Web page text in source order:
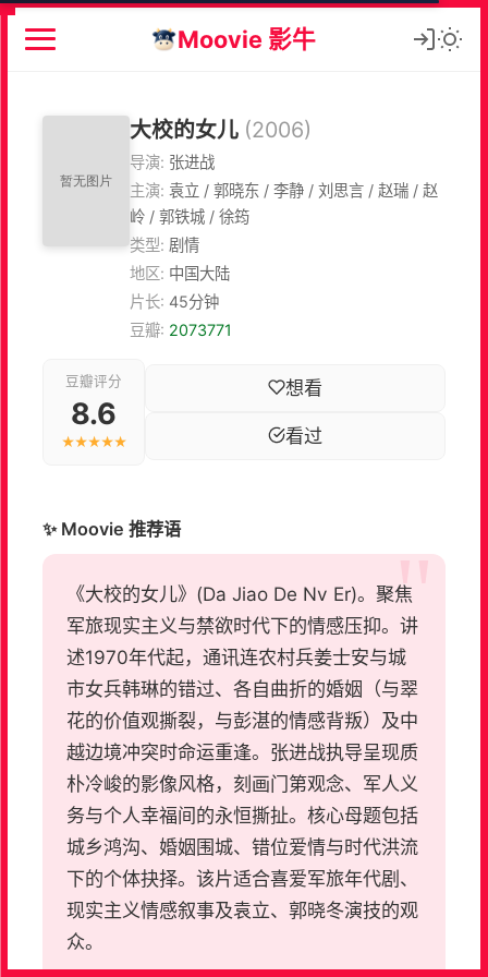
Moovie 影牛
大校的女儿 (2006)
导演: 张进战
主演: 袁立 / 郭晓东 / 李静 / 刘思言 / 赵瑞 / 赵
岭 / 郭铁城 / 徐筠
类型: 剧情
地区: 中国大陆
片长: 45分钟
豆瓣: 2073771
豆瓣评分
8.6
★★★★★
想看
看过
✨ Moovie 推荐语
《大校的女儿》(Da Jiao De Nv Er)。聚焦
军旅现实主义与禁欲时代下的情感压抑。讲
述1970年代起，通讯连农村兵姜士安与城
市女兵韩琳的错过、各自曲折的婚姻（与翠
花的价值观撕裂，与彭湛的情感背叛）及中
越边境冲突时命运重逢。张进战执导呈现质
朴冷峻的影像风格，刻画门第观念、军人义
务与个人幸福间的永恒撕扯。核心母题包括
城乡鸿沟、婚姻围城、错位爱情与时代洪流
下的个体抉择。该片适合喜爱军旅年代剧、
现实主义情感叙事及袁立、郭晓冬演技的观
众。